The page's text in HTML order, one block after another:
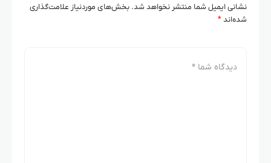
نشانی ایمیل شما منتشر نخواهد شد. بخش‌های موردنیاز علامت‌گذاری
شده‌اند*